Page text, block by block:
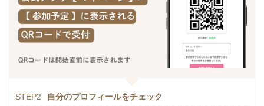
STEP2 自分のプロフィールをチェック